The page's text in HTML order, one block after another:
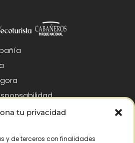
tu privacidad
y de terceros con finalidades
Pintado